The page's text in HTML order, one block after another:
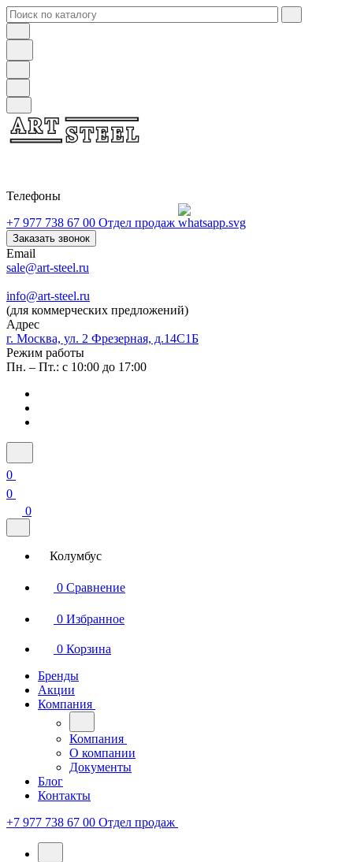
Телефоны
+7 977 738 67 00 Отдел продаж
Заказать звонок
Email
sale@art-steel.ru
info@art-steel.ru
(для коммерческих предложений)
Адрес
г. Москва, ул. 2 Фрезерная, д.14С1Б
Режим работы
Пн. – Пт.: с 10:00 до 17:00
0
0
0
Колумбус
0 Сравнение
0 Избранное
0 Корзина
Бренды
Акции
Компания
Компания
О компании
Документы
Блог
Контакты
+7 977 738 67 00 Отдел продаж